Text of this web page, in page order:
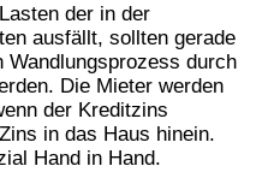
der in der
ausfällt, sollten gerade
durch
Die Mieter werden
der Kreditzins
in das Haus hinein.
Hand in Hand.